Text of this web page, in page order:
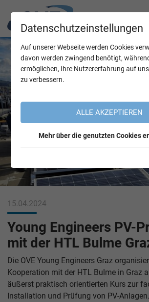
15.04.2024
Young Engineers PV-
mit der HTL Bulme
Die OVE Young Engineers Graz
Kooperation mit der HTL Bulme in Graz
äußerst praktisch orientierten Kurs zur
Installation und Prüfung von PV-
Datenschutzeinstellungen
Auf unserer Webseite werden Cookies
davon werden zwingend benötigt,
ermöglichen, Ihre Nutzererfahrung auf
zu verbessern.
ALLE AKZEPTIEREN
Mehr über die genutzten Cookies